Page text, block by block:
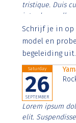
tristique. Duis
interdum nulla,
Aenean
imperdiet.
Schrijf je in op
model en
begeleiding
Saturday
26
SEPTEMBER
Lorem ipsum
elit.